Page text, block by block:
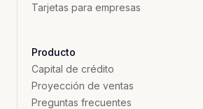
Tarjetas para empresas
Producto
Capital de crédito
Proyección de ventas
Preguntas frecuentes